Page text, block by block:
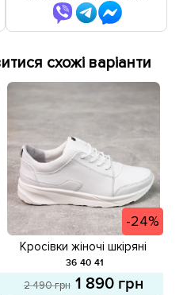
схожі варіанти
-24%
Кросівки жіночі шкіряні
582138 Білі розпродаж
36 40 41
2 490 грн 1 890 грн